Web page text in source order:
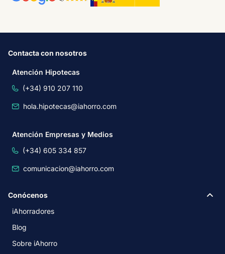
Contacta con nosotros
Atención Hipotecas
(+34) 910 207 110
hola.hipotecas@iahorro.com
Atención Empresas y Medios
(+34) 605 334 857
comunicacion@iahorro.com
Conócenos
iAhorradores
Blog
Sobre iAhorro